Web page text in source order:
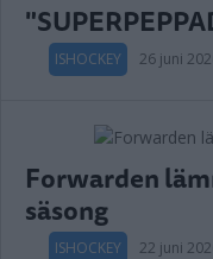
ISHOCKEY 26 juni
Forwarden
säsong
ISHOCKEY 22 juni